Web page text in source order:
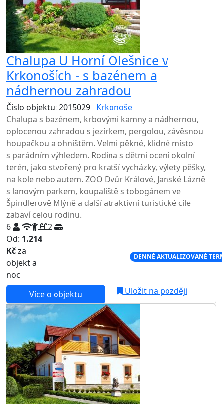
Chalupa U Horní Olešnice v
Krkonoších - s bazénem a
nádhernou zahradou
Číslo objektu: 2015029 Krkonoše
Chalupa s bazénem, krbovými kamny a nádhernou,
oplocenou zahradou s jezírkem, pergolou, závěsnou
houpačkou a ohništěm. Velmi pěkné, klidné místo
s parádním výhledem. Rodina s dětmi ocení okolní
terén, jako stvořený pro kratší vycházky, výlety pěšky,
na kole nebo autem. ZOO Dvůr Králové, Janské Lázně
s lanovým parkem, koupaliště s tobogánem ve
Špindlerově Mlýně a další atraktivní turistické cíle
zabaví celou rodinu.
6
2
Od: 1.214
Kčza
objekt a
noc
DENNĚ AKTUALIZOVANÉ
Více o objektu Uložit na později